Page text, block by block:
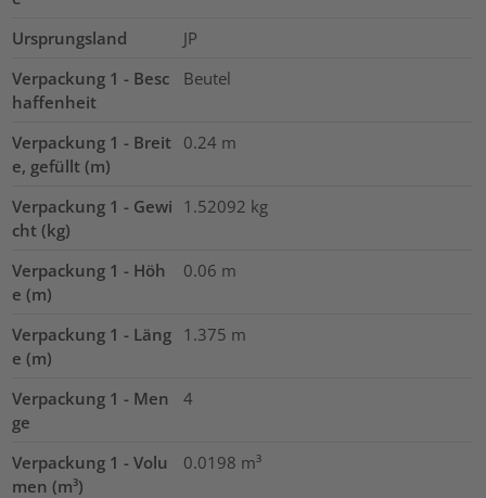
Ursprungsland
JP
Verpackung 1 - Besc
haffenheit
Beutel
Verpackung 1 - Breit
e, gefüllt (m)
0.24 m
Verpackung 1 - Gewi
cht (kg)
1.52092 kg
Verpackung 1 - Höh
e (m)
0.06 m
Verpackung 1 - Läng
e (m)
1.375 m
Verpackung 1 - Men
ge
4
Verpackung 1 - Volu
men (m³)
0.0198 m³